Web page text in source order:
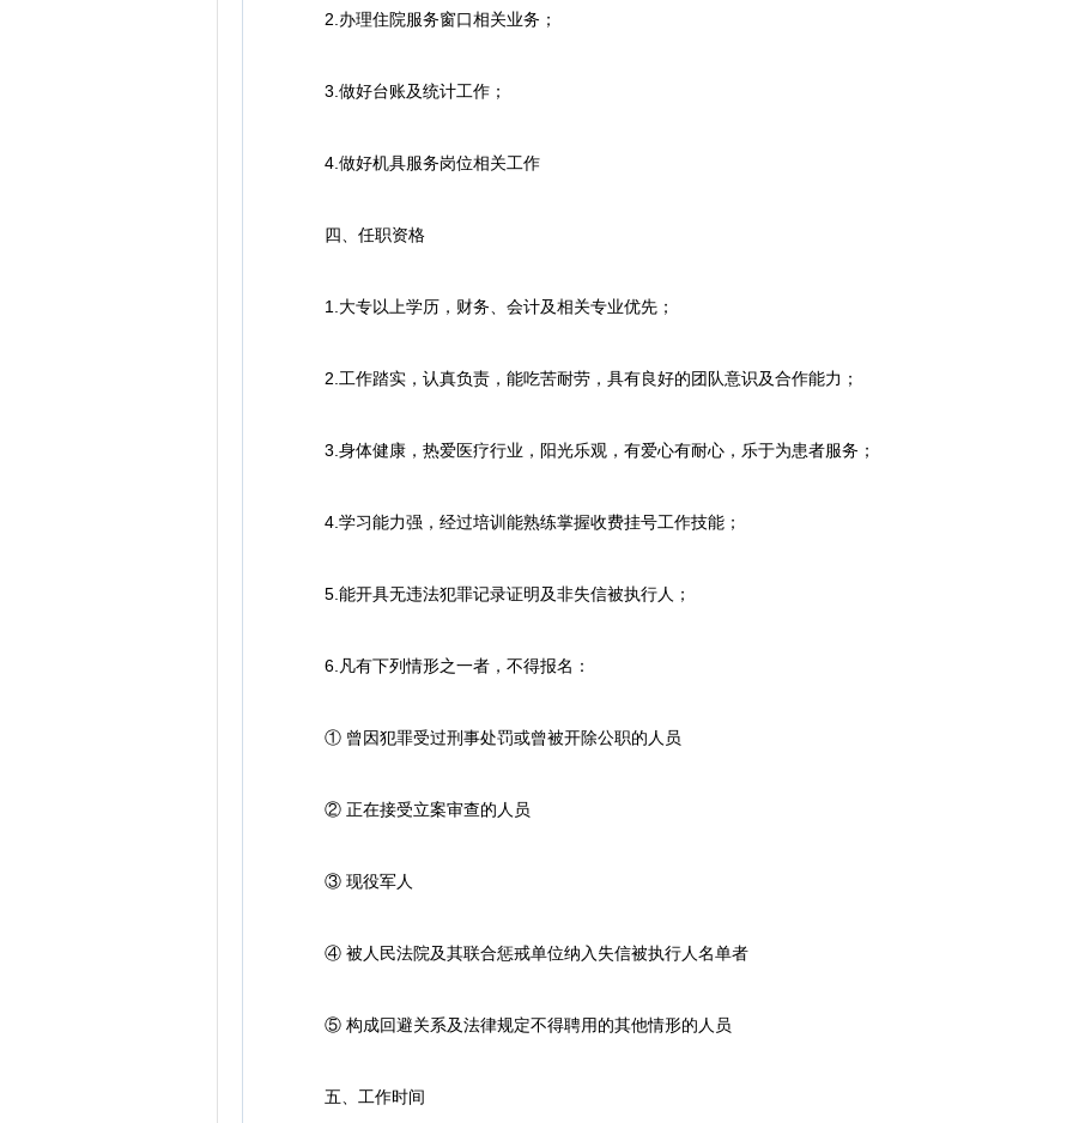
2.办理住院服务窗口相关业务；
3.做好台账及统计工作；
4.做好机具服务岗位相关工作
四、任职资格
1.大专以上学历，财务、会计及相关专业优先；
2.工作踏实，认真负责，能吃苦耐劳，具有良好的团队意识及合作能力；
3.身体健康，热爱医疗行业，阳光乐观，有爱心有耐心，乐于为患者服务；
4.学习能力强，经过培训能熟练掌握收费挂号工作技能；
5.能开具无违法犯罪记录证明及非失信被执行人；
6.凡有下列情形之一者，不得报名：
① 曾因犯罪受过刑事处罚或曾被开除公职的人员
② 正在接受立案审查的人员
③ 现役军人
④ 被人民法院及其联合惩戒单位纳入失信被执行人名单者
⑤ 构成回避关系及法律规定不得聘用的其他情形的人员
五、工作时间